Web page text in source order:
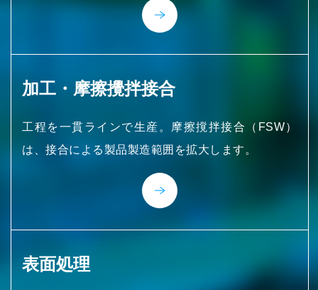
加工・ 摩擦攪拌接合
工程を一貫ラインで生産。摩擦撹拌接合（FSW）
は、接合による製品製造範囲を拡大します。
表面処理